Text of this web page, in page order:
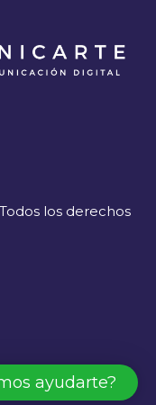
los derechos
ayudarte?